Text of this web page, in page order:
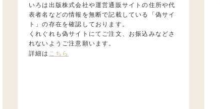
いろは出版株式会社や運営通販サイトの住所や代
表者名などの情報を無断で記載している「偽サイ
ト」の存在を確認しております。
くれぐれも偽サイトにてご注文、お振込みなどさ
れないようご注意願います。
詳細は こちら